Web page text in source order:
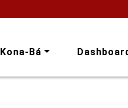
Kona-Bá